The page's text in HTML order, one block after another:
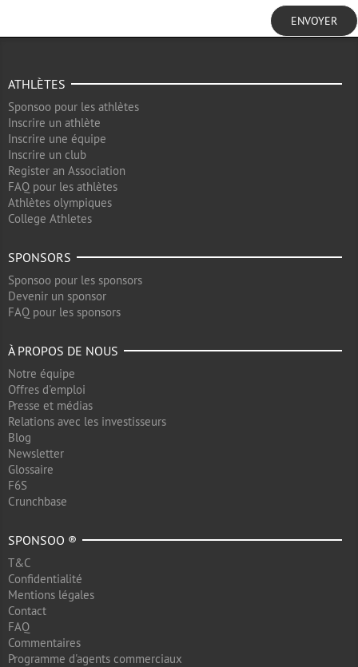
ENVOYER
ATHLÈTES
Sponsoo pour les athlètes
Inscrire un athlète
Inscrire une équipe
Inscrire un club
Register an Association
FAQ pour les athlètes
Athlètes olympiques
College Athletes
SPONSORS
Sponsoo pour les sponsors
Devenir un sponsor
FAQ pour les sponsors
À PROPOS DE NOUS
Notre équipe
Offres d'emploi
Presse et médias
Relations avec les investisseurs
Blog
Newsletter
Glossaire
F6S
Crunchbase
SPONSOO ®
T&C
Confidentialité
Mentions légales
Contact
FAQ
Commentaires
Programme d'agents commerciaux